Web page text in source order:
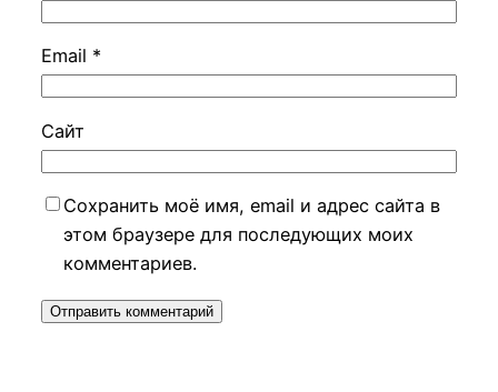
Email *
Сайт
Сохранить моё имя, email и адрес сайта в
этом браузере для последующих моих
комментариев.